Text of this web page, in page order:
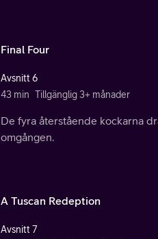
Final Four
Avsnitt 6
43 min Tillgänglig 3+ månader
De fyra återstående kockarna
omgången.
A Tuscan Redeption
Avsnitt 7